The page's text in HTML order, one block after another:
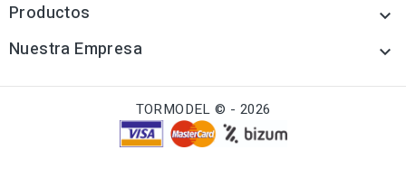
Productos 
Nuestra Empresa 
TORMODEL © - 2026